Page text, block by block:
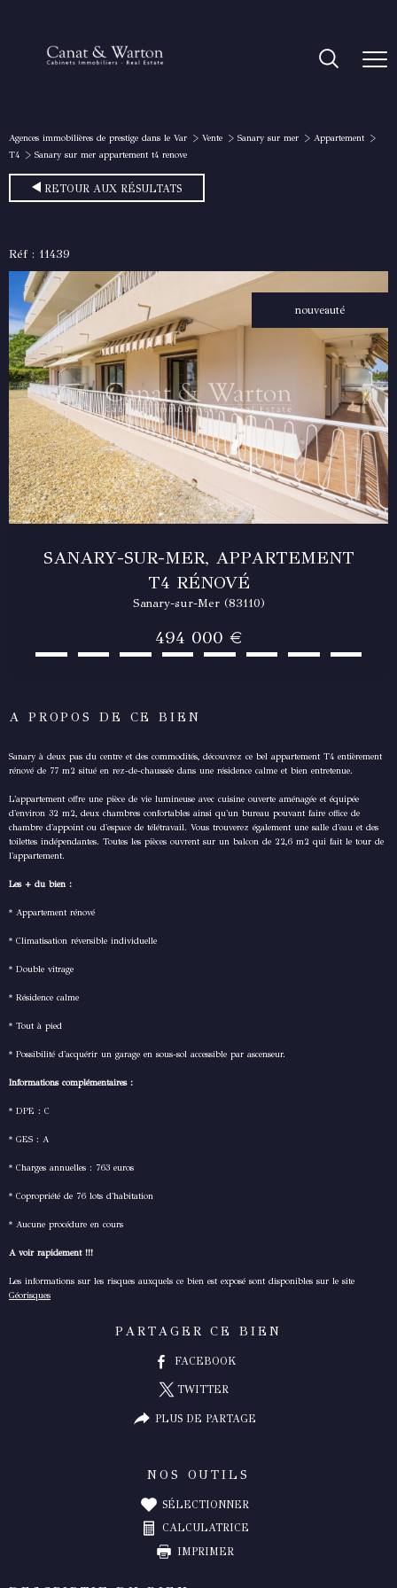
Agences immobilières de prestige dans le Var Vente Sanary sur mer
Appartement
T4
Sanary sur mer appartement t4 renove
RETOUR AUX RÉSULTATS
Réf : 11439
nouveauté
SANARY-SUR-MER, APPARTEMENT
T4 RÉNOVÉ
Sanary-sur-Mer (83110)
494 000 €
A PROPOS DE CE BIEN
Sanary à deux pas du centre et des commodités, découvrez ce bel appartement T4 entièrement
rénové de 77 m2 situé en rez-de-chaussée dans une résidence calme et bien entretenue.
L'appartement offre une pièce de vie lumineuse avec cuisine ouverte aménagée et équipée
d'environ 32 m2, deux chambres confortables ainsi qu'un bureau pouvant faire office de
chambre d'appoint ou d'espace de télétravail. Vous trouverez également une salle d'eau et des
toilettes indépendantes. Toutes les pièces ouvrent sur un balcon de 22,6 m2 qui fait le tour de
l'appartement.
Les + du bien :
* Appartement rénové
* Climatisation réversible individuelle
* Double vitrage
* Résidence calme
* Tout à pied
* Possibilité d'acquérir un garage en sous-sol accessible par ascenseur.
Informations complémentaires :
* DPE : C
* GES : A
* Charges annuelles : 763 euros
* Copropriété de 76 lots d'habitation
* Aucune procédure en cours
A voir rapidement !!!
Les informations sur les risques auxquels ce bien est exposé sont disponibles sur le site
Géorisques
PARTAGER CE BIEN
FACEBOOK
TWITTER
PLUS DE PARTAGE
NOS OUTILS
SÉLECTIONNER
CALCULATRICE
IMPRIMER